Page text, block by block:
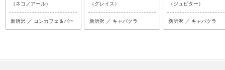
（ネコノアール）
新所沢 ／ コンカフェ＆バー
（グレイス）
新所沢 ／ キャバクラ
（ジュピター）
新所沢 ／ キャバクラ